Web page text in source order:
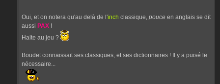
Oui, et on notera qu'au delà de l'inch classique, pouce en anglais se dit
aussi PAX !
Halte au jeu ?
Boudet connaissait ses classiques, et ses dictionnaires ! Il y a puisé le
nécessaire...